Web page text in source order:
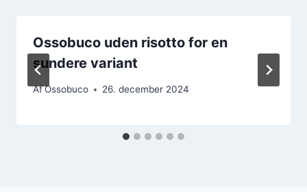
Ossobuco uden risotto for en
sundere variant
AfOssobuco 26. december 2024